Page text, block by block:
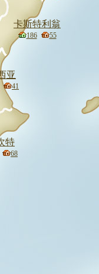
卡斯特利翁
186 55
亚
41
特
68